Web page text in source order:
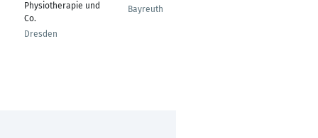
Physiotherapie und
Co.
Dresden
Bayreuth